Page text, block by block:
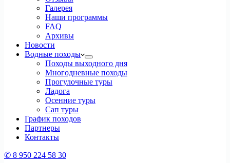
Галерея
Наши программы
FAQ
Архивы
Новости
Водные походы
Походы выходного дня
Многодневные походы
Прогулочные туры
Ладога
Осенние туры
Сап туры
График походов
Партнеры
Контакты
✆ 8 950 224 58 30